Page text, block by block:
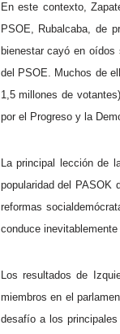
En este contexto,
PSOE, Rubalcaba, de
bienestar cayó en
del PSOE. Muchos de
1,5 millones de
por el Progreso y la
La principal lección de
popularidad del PASOK
reformas
conduce
Los resultados de
miembros en el
desafío a los